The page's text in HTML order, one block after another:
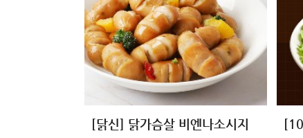
[닭신] 닭가슴살 비엔나소시지